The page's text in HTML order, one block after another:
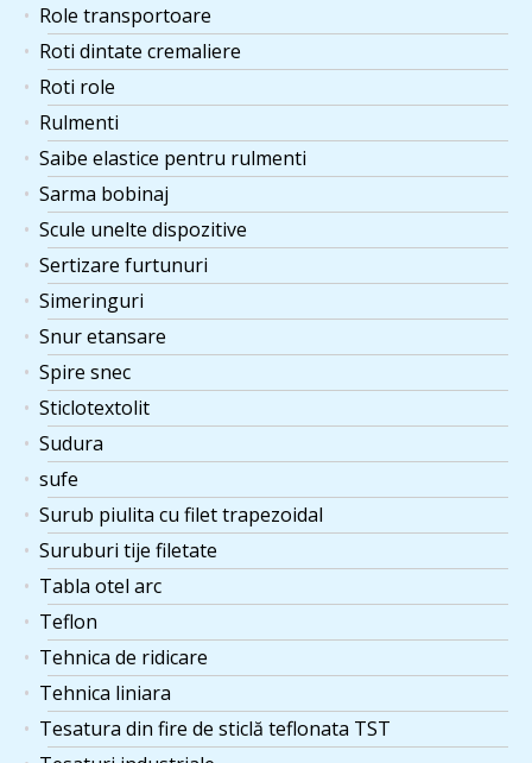
Role transportoare
Roti dintate cremaliere
Roti role
Rulmenti
Saibe elastice pentru rulmenti
Sarma bobinaj
Scule unelte dispozitive
Sertizare furtunuri
Simeringuri
Snur etansare
Spire snec
Sticlotextolit
Sudura
sufe
Surub piulita cu filet trapezoidal
Suruburi tije filetate
Tabla otel arc
Teflon
Tehnica de ridicare
Tehnica liniara
Tesatura din fire de sticlă teflonata TST